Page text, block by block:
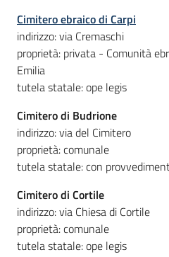
Cimitero ebraico di Carpi
indirizzo: via Cremaschi
proprietà: privata - Comunità
Emilia
tutela statale: ope legis
Cimitero di Budrione
indirizzo: via del Cimitero
proprietà: comunale
tutela statale: con
Cimitero di Cortile
indirizzo: via Chiesa di Cortile
proprietà: comunale
tutela statale: ope legis